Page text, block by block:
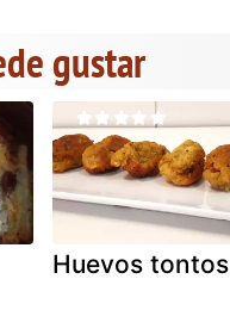
gustar
Huevos tontos